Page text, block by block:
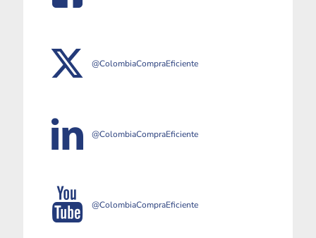
@ColombiaCompraEficiente
@ColombiaCompraEficiente
@ColombiaCompraEficiente